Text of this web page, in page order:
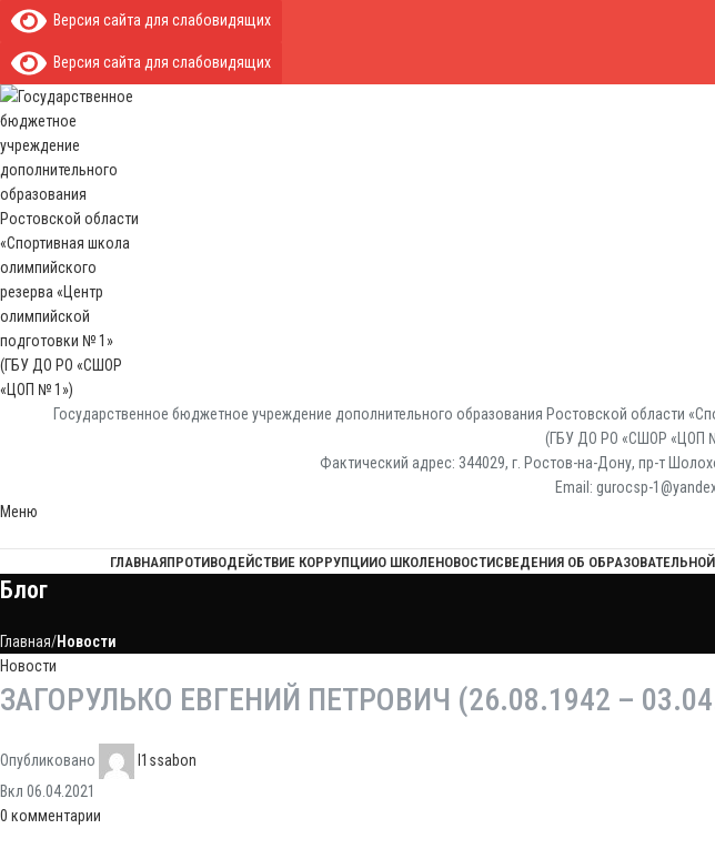
Версия сайта для слабовидящих
Версия сайта для слабовидящих
Государственное бюджетное учреждение дополнительного образования Ростовской области
(ГБУ ДО РО «СШОР «ЦОП
Фактический адрес: 344029, г. Ростов-на-Дону, пр-т
Email: gurocsp-
Меню
ГЛАВНАЯПРОТИВОДЕЙСТВИЕ КОРРУПЦИИО ШКОЛЕНОВОСТИСВЕДЕНИЯ ОБ
Блог
Главная Новости
Новости
ЗАГОРУЛЬКО ЕВГЕНИЙ ПЕТРОВИЧ (26.08.1942 –
Опубликовано
l1ssabon
Вкл 06.04.2021
0 комментарии